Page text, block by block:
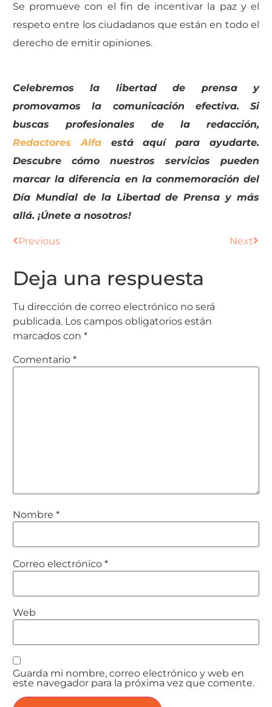
Se promueve con el fin de incentivar la paz y el
respeto entre los ciudadanos que están en todo el
derecho de emitir opiniones.
Celebremos la libertad de prensa y
promovamos la comunicación efectiva. Si
buscas profesionales de la redacción,
Redactores Alfaestá aquí para ayudarte.
Descubre cómo nuestros servicios pueden
marcar la diferencia en la conmemoración del
Día Mundial de la Libertad de Prensa y más
allá. ¡Únete a nosotros!
Previous Next
Deja una respuesta
Tu dirección de correo electrónico no será
publicada. Los campos obligatorios están
marcados con *
Comentario *
Nombre *
Correo electrónico *
Web
Guarda mi nombre, correo electrónico y web en
este navegador para la próxima vez que comente.